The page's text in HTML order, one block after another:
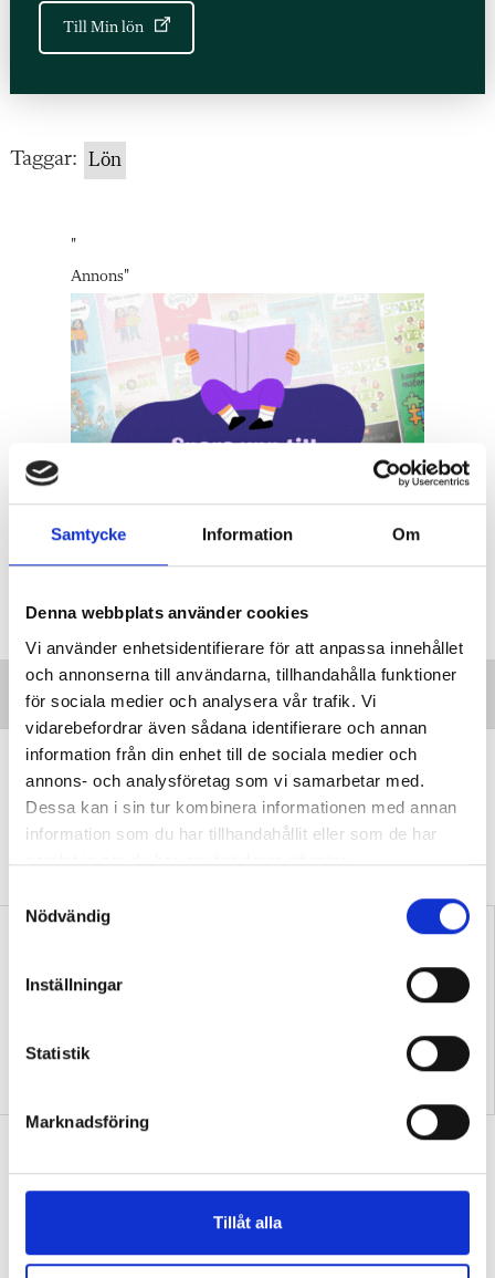
Samtycke Information Om
Denna webbplats använder cookies
Vi använder enhetsidentifierare för att anpassa innehållet
och annonserna till användarna, tillhandahålla funktioner
för sociala medier och analysera vår trafik. Vi
vidarebefordrar även sådana identifierare och annan
information från din enhet till de sociala medier och
annons- och analysföretag som vi samarbetar med.
Dessa kan i sin tur kombinera informationen med annan
information som du har tillhandahållit eller som de har
samlat in när du har använt deras tjänster.
Nödvändig
Inställningar
Statistik
Marknadsföring
Tillåt alla
Missnöjd med din lön? Gör så här
Testa dig själv i lönespelet – vilken level är du på?
Till Min lön
Taggar: Lön
"
Annons"
”Vi lovar behöriga lärare i varje
klassrum”
VALDEBATT Centerpartiets tioåriga plan:
”Hur skolan fungerar blir
förskolan?”
”Ska jag som förskollärare duka,
eller ska jag vara närvarande tillsammans